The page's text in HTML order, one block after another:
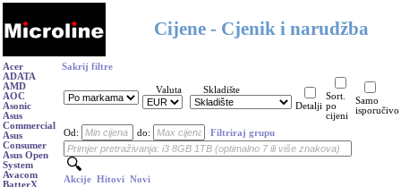
Cijene - Cjenik i narudžba
Acer
ADATA
AMD
AOC
Asonic
Asus
Commercial
Asus
Consumer
Asus Open
System
Avacom
BatterX
Sakrij filtre
Valuta
Skladište
Detalji
Sort.
po
cijeni
Samo
isporučivo
Od: do: Filtriraj grupu
Akcije Hitovi Novi